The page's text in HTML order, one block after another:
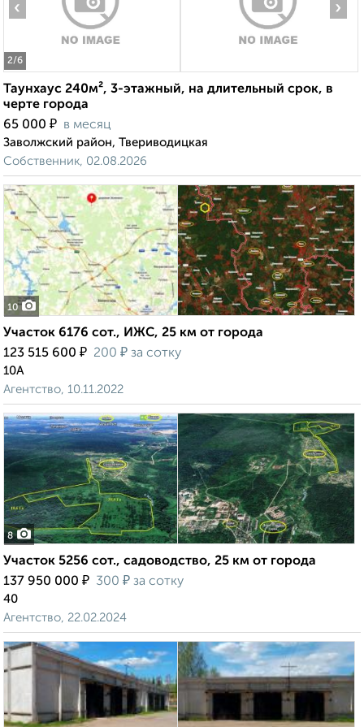
2/6
‹ ›
Таунхаус 240м², 3-этажный, на длительный срок, в
черте города
65 000 ₽ в месяц
Заволжский район, Твериводицкая
Собственник, 02.08.2026
10
Участок 6176 сот., ИЖС, 25 км от города
123 515 600 ₽ 200 ₽ за сотку
10А
Агентство, 10.11.2022
8
Участок 5256 сот., садоводство, 25 км от города
137 950 000 ₽ 300 ₽ за сотку
40
Агентство, 22.02.2024